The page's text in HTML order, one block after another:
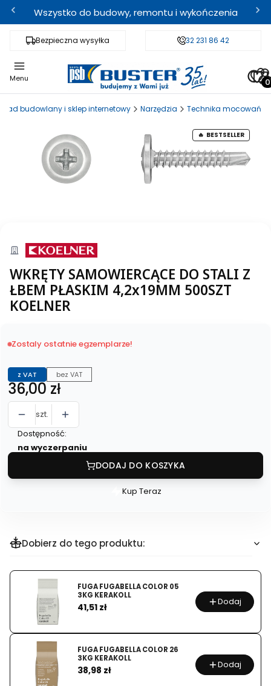
Wszystko do budowy, remontu i wykończenia
Bezpieczna wysyłka Fachowe doradztwo
32 231 86 42
Menu
budowlany i sklep internetowy Narzędzia Technika mocowań
BESTSELLER
WKRĘTY SAMOWIERCĄCE DO STALI Z
ŁBEM PŁASKIM 4,2x19MM 500SZT
KOELNER
Zostaly ostatnie egzemplarze!
z VAT bez VAT
Cena
36,00 zł
szt.
Dostępność:
na wyczerpaniu
DODAJ DO KOSZYKA
Szybki
produktu
SAMOWIERCĄCE
DO
Kup Teraz
Dobierz do tego produktu:
FUGA FUGABELLA COLOR 05
3KG KERAKOLL
Cena
41,51 zł Dodaj
FUGA FUGABELLA COLOR 26
3KG KERAKOLL
Cena
38,98 zł Dodaj